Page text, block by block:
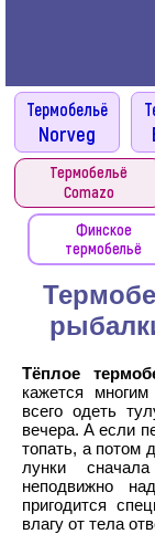
Термобельё
Comazo
Финское
термобельё
Тёплое
кажется
всего одеть
вечера. А если
топать, а потом
лунки
неподвижно
пригодится
влагу от тела
Термобельё
Norveg